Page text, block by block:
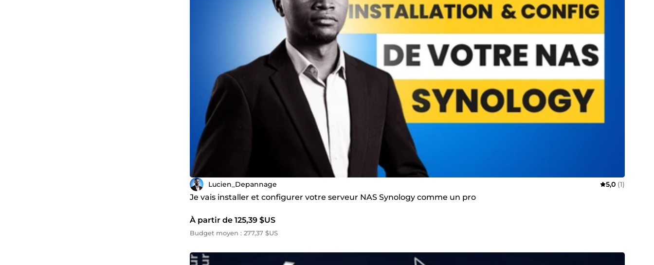
Lucien_Depannage 5,0 (1)
Je vais installer et configurer votre serveur NAS Synology comme un pro
À partir de 125,39 $US
Budget moyen : 277,37 $US